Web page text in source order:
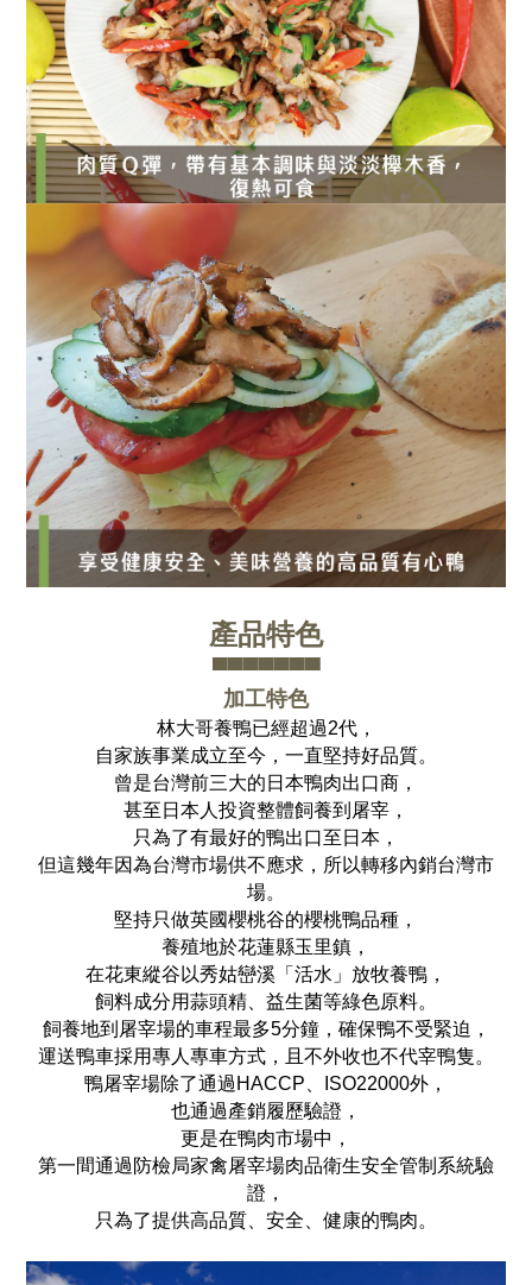
產品特色
▀▀▀▀▀▀▀
加工特色
林大哥養鴨已經超過2代，
自家族事業成立至今，一直堅持好品質。
曾是台灣前三大的日本鴨肉出口商，
甚至日本人投資整體飼養到屠宰，
只為了有最好的鴨出口至日本，
但這幾年因為台灣市場供不應求， 所以轉移內銷台灣市
場。
堅持只做英國櫻桃谷的櫻桃鴨品種，
養殖地於花蓮縣玉里鎮，
在花東縱谷以秀姑巒溪「活水」放牧養鴨，
飼料成分用蒜頭精、益生菌等綠色原料。
飼養地到屠宰場的車程最多5分鐘，確保鴨不受緊迫，
運送鴨車採用專人專車方式，且不外收也不代宰鴨隻。
鴨屠宰場除了通過HACCP、ISO22000外，
也通過產銷履歷驗證，
更是在鴨肉市場中，
第一間通過防檢局家禽屠宰場肉品衛生安全管制系統驗
證，
只為了提供高品質、安全、健康的鴨肉。